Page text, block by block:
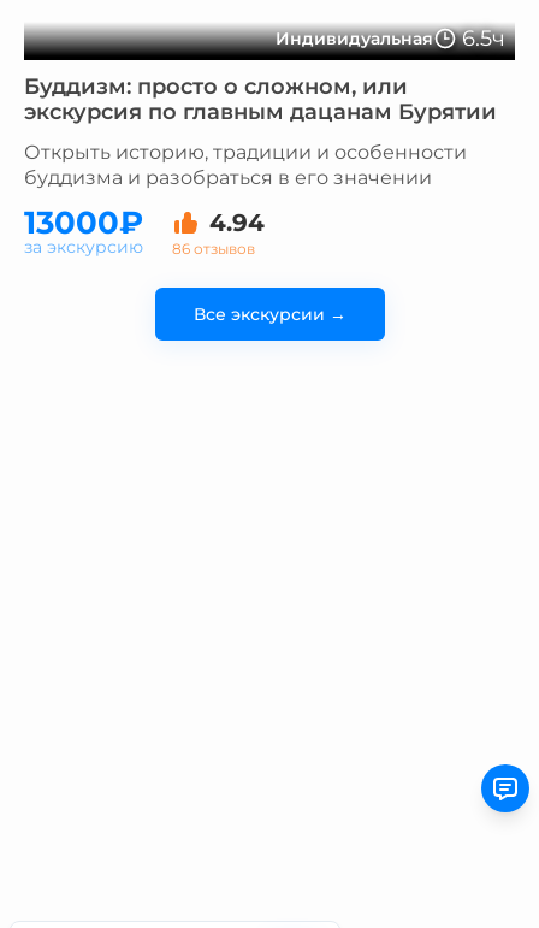
Индивидуальная 6.5ч
Буддизм: просто о сложном, или
экскурсия по главным дацанам Бурятии
Открыть историю, традиции и особенности
буддизма и разобраться в его значении
13000₽ 4.94
86 отзывов
за экскурсию
Все экскурсии →